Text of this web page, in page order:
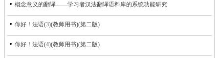
概念意义的翻译——学习者汉法翻译语料库的系统功能研究
你好！法语(3)(教师用书)(第二版)
你好！法语(4)(教师用书)(第二版)